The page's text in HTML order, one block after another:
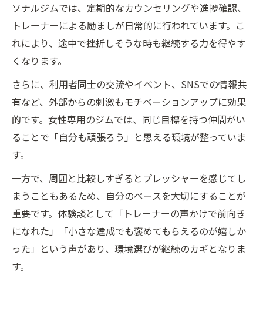
ソナルジムでは、定期的なカウンセリングや進捗確認、
トレーナーによる励ましが日常的に行われています。こ
れにより、途中で挫折しそうな時も継続する力を得やす
くなります。
さらに、利用者同士の交流やイベント、SNSでの情報共
有など、外部からの刺激もモチベーションアップに効果
的です。女性専用のジムでは、同じ目標を持つ仲間がい
ることで「自分も頑張ろう」と思える環境が整っていま
す。
一方で、周囲と比較しすぎるとプレッシャーを感じてし
まうこともあるため、自分のペースを大切にすることが
重要です。体験談として「トレーナーの声かけで前向き
になれた」「小さな達成でも褒めてもらえるのが嬉しか
った」という声があり、環境選びが継続のカギとなりま
す。